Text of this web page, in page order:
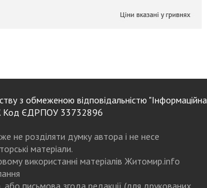
з обмеженою відповідальністю "Інформаційна
Код ЄДРПОУ 33732896
не розділяти думку автора і не несе
матеріали.
використанні матеріалів Житомир.info
або письмова згода редакції (для друкованих